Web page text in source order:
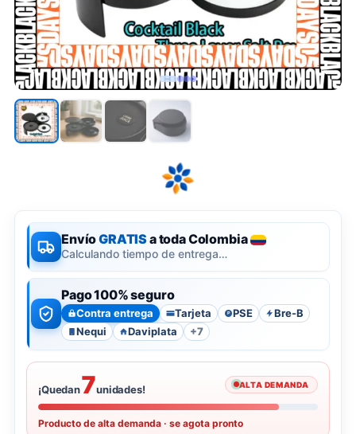
EnvíoGRATISa toda Colombia
Calculando tiempo de entrega…
Pago 100% seguro
Contra entrega Tarjeta P PSE
Bre-B
Nequi
Daviplata +7
¡Quedan7unidades! ALTA DEMANDA
Producto de alta demanda · se agota pronto